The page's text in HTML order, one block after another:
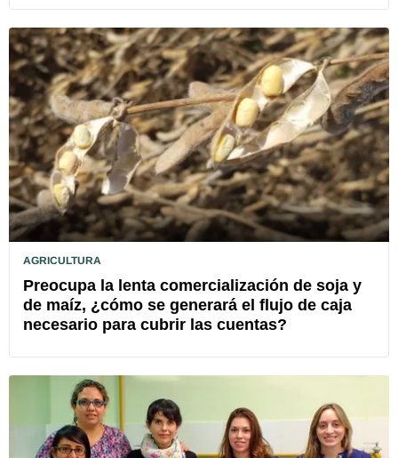
AGRICULTURA
Preocupa la lenta comercialización de soja y
de maíz, ¿cómo se generará el flujo de caja
necesario para cubrir las cuentas?